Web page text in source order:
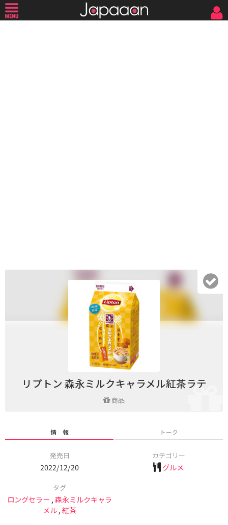
リプトン 森永ミルクキャラメル紅茶ラテ
商品
情 報 トーク
発売日
2022/12/20
カテゴリー
グルメ
タグ
ロングセラー ,森永ミルクキャラ
メル,紅茶